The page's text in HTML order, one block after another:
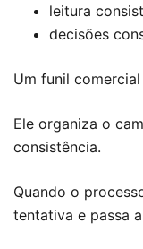
leitura
decisões
Um funil
Ele organiza o
consistência.
Quando o
tentativa e passa